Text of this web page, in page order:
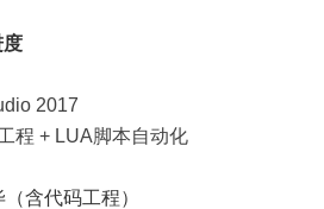
度
2017
程 + LUA脚本自动化
含代码工程）